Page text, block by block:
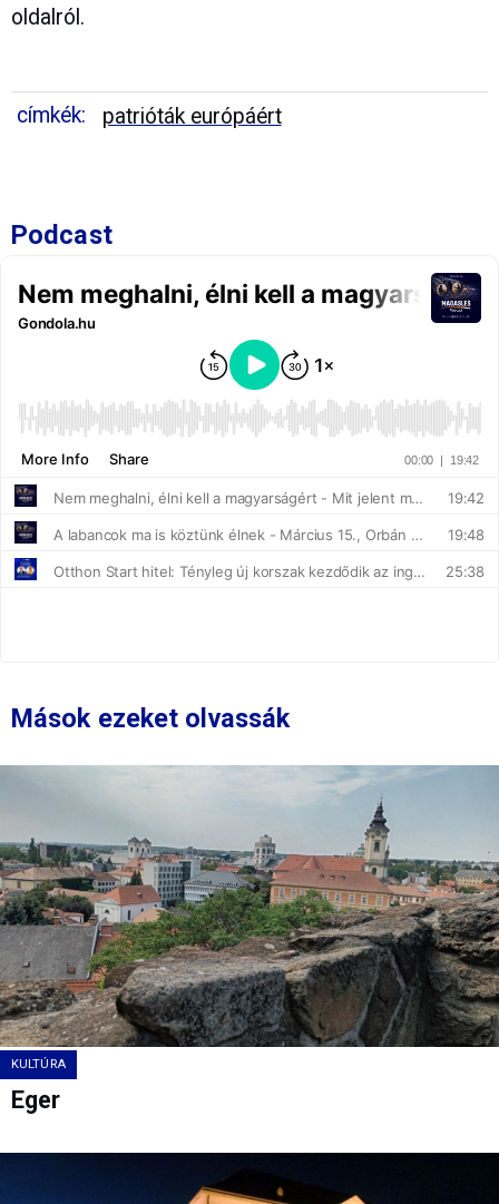
oldalról.
címkék: patrióták európáért
Podcast
Mások ezeket olvassák
KULTÚRA
Eger